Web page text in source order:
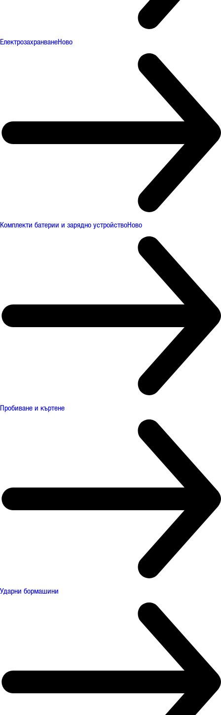
ЕлектрозахранванеНово
Комплекти батерии и зарядно устройствоНово
Пробиване и къртене
Ударни бормашини